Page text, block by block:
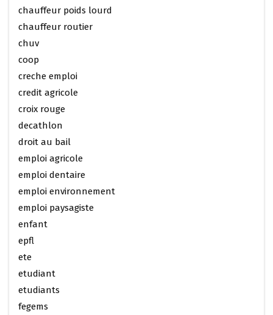
chauffeur poids lourd
chauffeur routier
chuv
coop
creche emploi
credit agricole
croix rouge
decathlon
droit au bail
emploi agricole
emploi dentaire
emploi environnement
emploi paysagiste
enfant
epfl
ete
etudiant
etudiants
fegems